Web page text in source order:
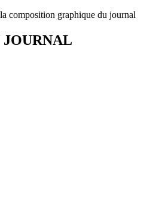
composition graphique du journal
JOURNAL